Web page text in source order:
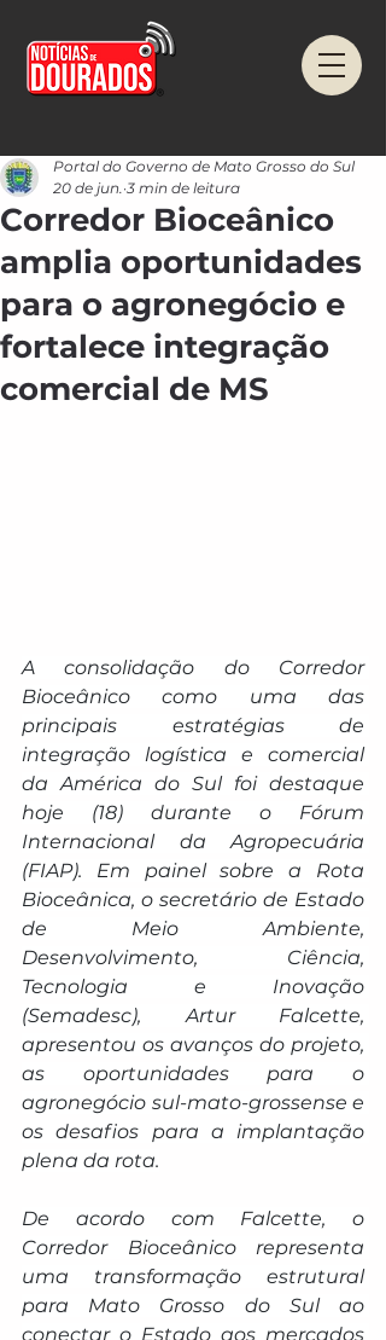
Corredor Bioceânico
amplia oportunidades
para o agronegócio e
fortalece integração
comercial de MS
Portal do Governo de Mato Grosso do Sul
20 de jun. 3 min de leitura
A consolidação do Corredor
Bioceânico como uma das
principais estratégias de
integração logística e comercial
da América do Sul foi destaque
hoje (18) durante o Fórum
Internacional da Agropecuária
(FIAP). Em painel sobre a Rota
Bioceânica, o secretário de Estado
de Meio Ambiente,
Desenvolvimento, Ciência,
Tecnologia e Inovação
(Semadesc), Artur Falcette,
apresentou os avanços do projeto,
as oportunidades para o
agronegócio sul-mato-grossense e
os desafios para a implantação
plena da rota.
De acordo com Falcette, o
Corredor Bioceânico representa
uma transformação estrutural
para Mato Grosso do Sul ao
conectar o Estado aos mercados